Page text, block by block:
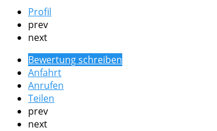
Profil
prev
next
Bewertung schreiben
Anfahrt
Anrufen
Teilen
prev
next